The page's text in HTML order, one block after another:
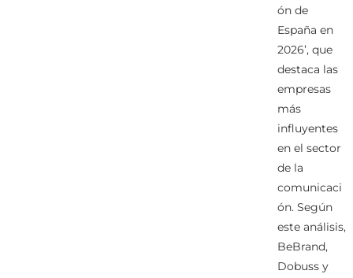
ón de
España en
2026’, que
destaca las
empresas
más
influyentes
en el sector
de la
comunicaci
ón. Según
este análisis,
BeBrand,
Dobuss y